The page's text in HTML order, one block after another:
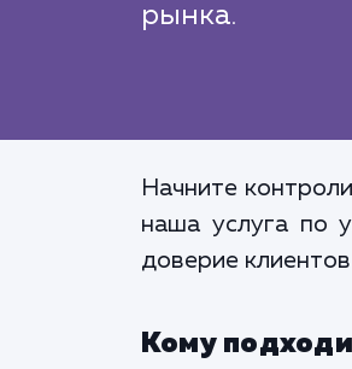
рынка.
Начните
наша услуга по
доверие
Кому